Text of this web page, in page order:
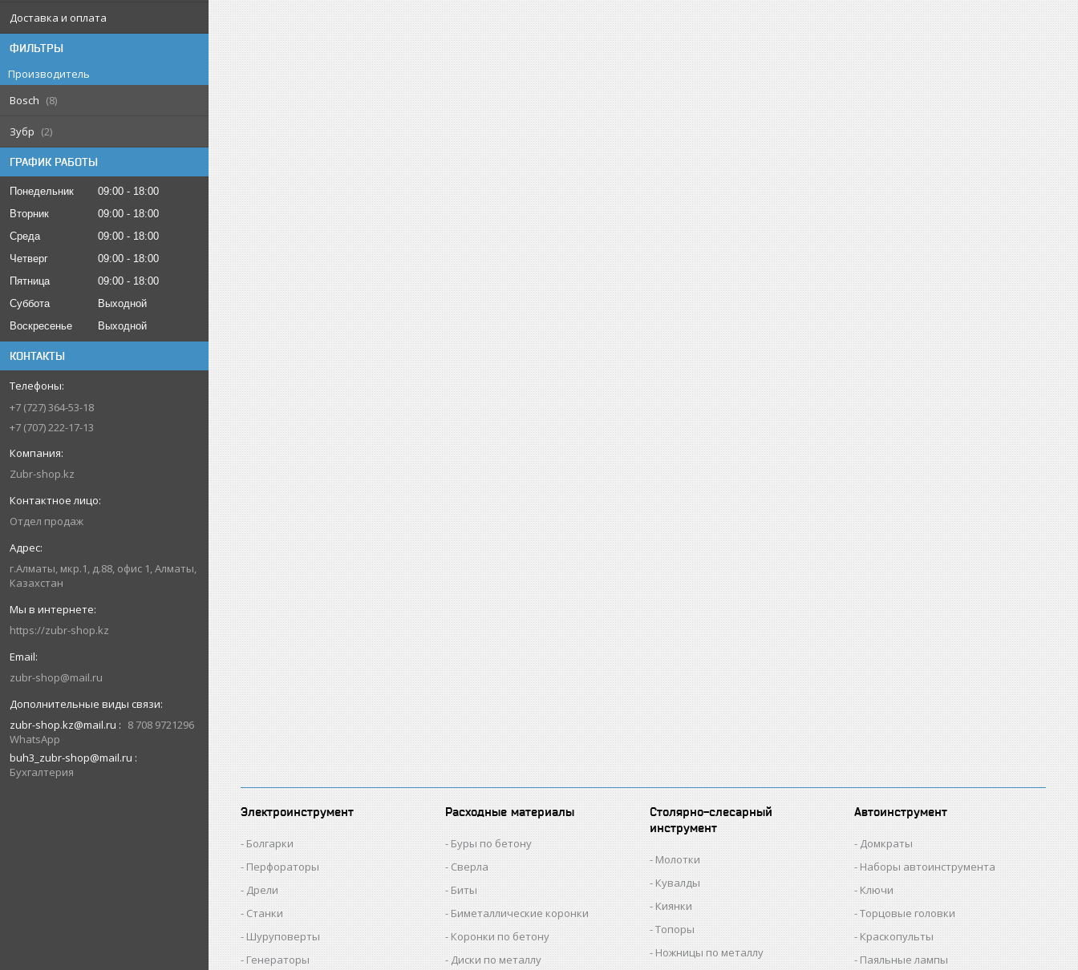
Доставка и оплата
ФИЛЬТРЫ
Производитель
Bosch
8
Зубр 2
ГРАФИК РАБОТЫ
Понедельник 09:00
18:00
Вторник
09:00
18:00
Среда
09:00
18:00
Четверг
09:00
18:00
Пятница
09:00
18:00
Суббота
Выходной
Воскресенье
Выходной
КОНТАКТЫ
+7 (727) 364-53-18
+7 (707) 222-17-13
Zubr-shop.kz
Отдел продаж
г.Алматы, мкр.1, д.88, офис 1, Алматы,
Казахстан
https://zubr-shop.kz
zubr-shop@mail.ru
zubr-shop.kz@mail.ru
8 708 9721296
WhatsApp
buh3_zubr-shop@mail.ru
Бухгалтерия
Электроинструмент
Болгарки
Перфораторы
Дрели
Станки
Шуруповерты
Генераторы
Расходные материалы
Буры по бетону
Сверла
Биты
Биметаллические коронки
Коронки по бетону
Диски по металлу
Столярно-слесарный
инструмент
Молотки
Кувалды
Киянки
Топоры
Ножницы по металлу
Автоинструмент
Домкраты
Наборы автоинструмента
Ключи
Торцовые головки
Краскопульты
Паяльные лампы